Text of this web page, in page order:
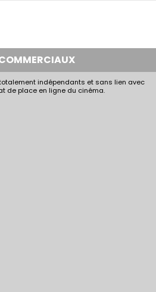
indépendants et sans lien avec
de place en ligne du cinéma.